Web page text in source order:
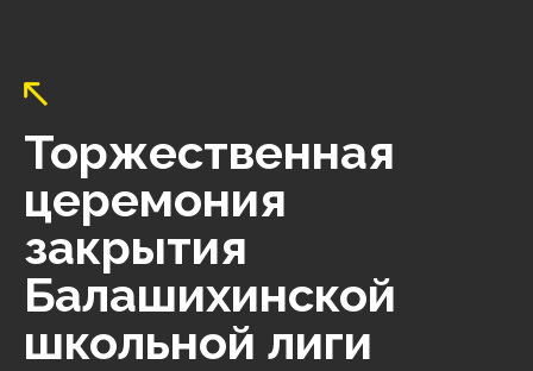
Торжественная
церемония
закрытия
Балашихинской
школьной лиги